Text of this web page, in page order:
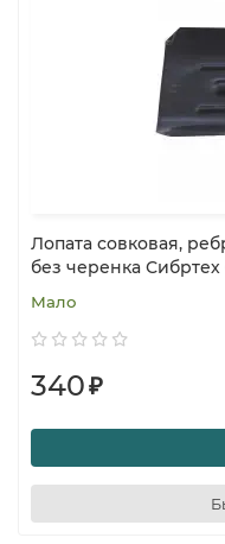
Лопата совковая,
без черенка Сибртех
Мало
340₽